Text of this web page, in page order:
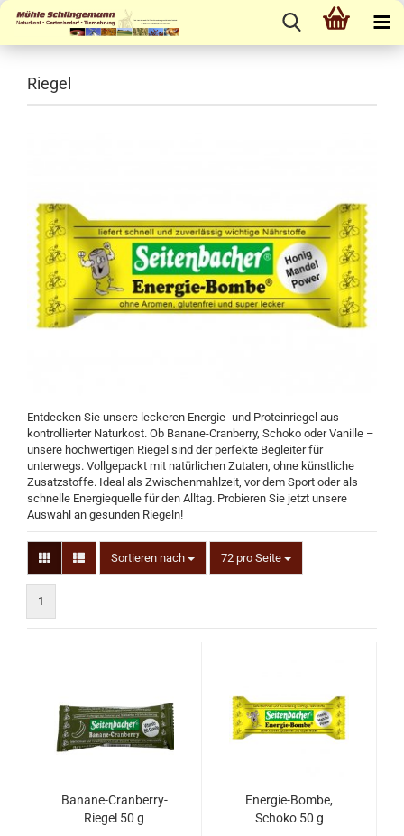
Riegel
Entdecken Sie unsere leckeren Energie- und Proteinriegel aus
kontrollierter Naturkost. Ob Banane-Cranberry, Schoko oder Vanille –
unsere hochwertigen Riegel sind der perfekte Begleiter für
unterwegs. Vollgepackt mit natürlichen Zutaten, ohne künstliche
Zusatzstoffe. Ideal als Zwischenmahlzeit, vor dem Sport oder als
schnelle Energiequelle für den Alltag. Probieren Sie jetzt unsere
Auswahl an gesunden Riegeln!
Sortieren nach 72 pro Seite
1
Banane-Cranberry-
Riegel 50 g
Energie-Bombe,
Schoko 50 g